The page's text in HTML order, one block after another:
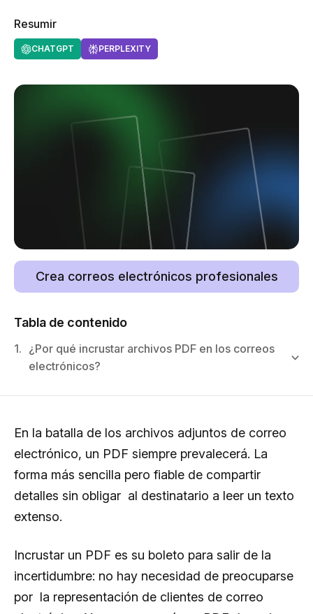
Resumir
CHATGPT PERPLEXITY
Crea correos electrónicos profesionales
Tabla de contenido
1. ¿Por qué incrustar archivos PDF en los correos
electrónicos?
En la batalla de los archivos adjuntos de correo
electrónico, un PDF siempre prevalecerá. La
forma más sencilla pero fiable de compartir
detalles sin obligar al destinatario a leer un texto
extenso.
Incrustar un PDF es su boleto para salir de la
incertidumbre: no hay necesidad de preocuparse
por la representación de clientes de correo